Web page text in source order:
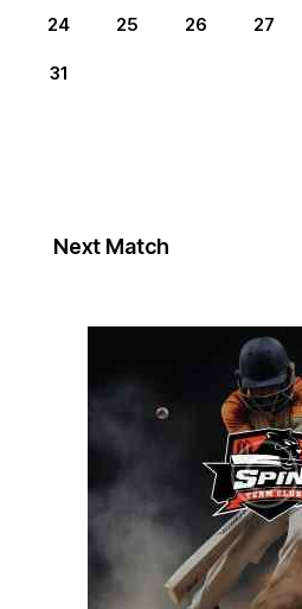
24 25 26 27
31
Next Match